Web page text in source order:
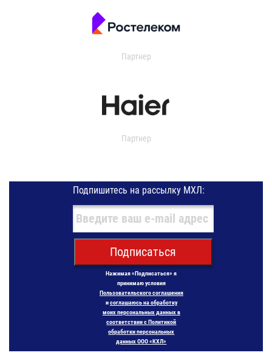
Партнер
Партнер
Подпишитесь на рассылку МХЛ:
Подписаться
Нажимая «Подписаться» я
принимаю условия
Пользовательского соглашения
исоглашаюсь на обработку
моих персональных данных в
соответствии с Политикой
обработки персональных
данных ООО «КХЛ»